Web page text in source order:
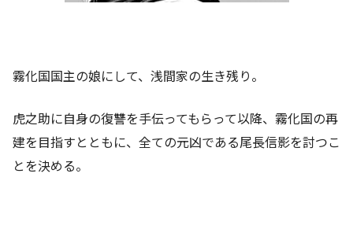
霧化国国主の娘にして、浅間家の生き残り。
虎之助に自身の復讐を手伝ってもらって以降、霧化国の再
建を目指すとともに、全ての元凶である尾長信影を討つこ
とを決める。